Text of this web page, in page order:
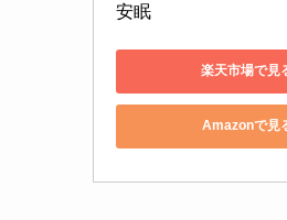
安眠
楽天市場で見
Amazonで見